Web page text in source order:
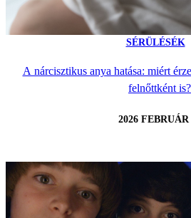
SÉRÜLÉSÉK
A nárcisztikus anya hatása: miért
felnőttként is?
2026 FEBRUÁR